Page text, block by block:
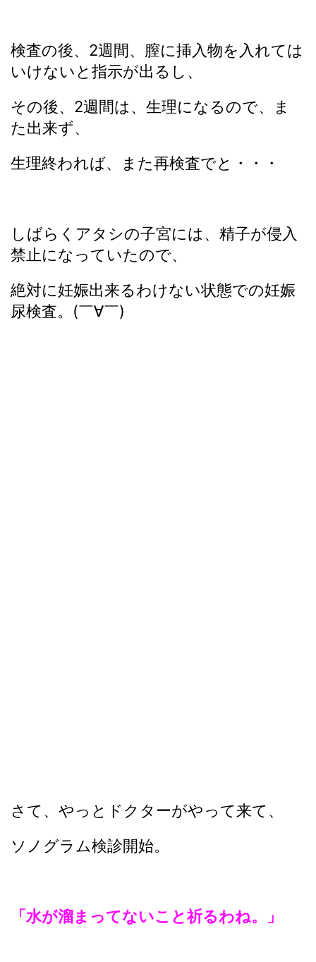
検査の後、2週間、膣に挿入物を入れては
いけないと指示が出るし、
その後、2週間は、生理になるので、ま
た出来ず、
生理終われば、また再検査でと・・・
しばらくアタシの子宮には、精子が侵入
禁止になっていたので、
絶対に妊娠出来るわけない状態での妊娠
尿検査。(￣∀￣)
さて、やっとドクターがやって来て、
ソノグラム検診開始。
「水が溜まってないこと祈るわね。」